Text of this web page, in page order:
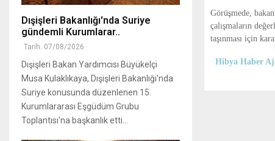
Görüşmede,
çalışmaların
taşınması için
Hibya Haber
Dışişleri Bakanlığı'nda Suriye
gündemli Kurumlarar..
Tarih: 07/08/2026
Dışişleri Bakan Yardımcısı Büyükelçi
Musa Kulaklıkaya, Dışişleri Bakanlığı'nda
Suriye konusunda düzenlenen 15.
Kurumlararası Eşgüdüm Grubu
Toplantısı'na başkanlık etti...